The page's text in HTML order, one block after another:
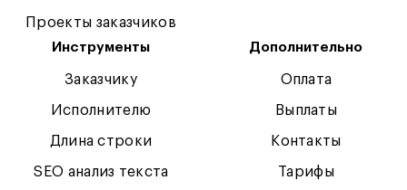
Проекты заказчиков
Инструменты
Заказчику
Исполнителю
Длина строки
SEO анализ текста
Дополнительно
Оплата
Выплаты
Контакты
Тарифы